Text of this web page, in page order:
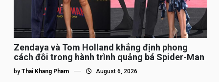
Zendaya và Tom Holland khẳng định phong
cách đôi trong hành trình quảng bá Spider-Man
by Thai Khang Pham August 6, 2026